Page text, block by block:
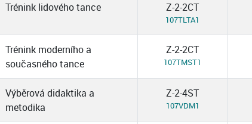
Trénink lidového tance Z-2-2CT
107TLTA1
Trénink moderního a
současného tance
Z-2-2CT
107TMST1
Výběrová didaktika a
metodika
Z-2-4ST
107VDM1